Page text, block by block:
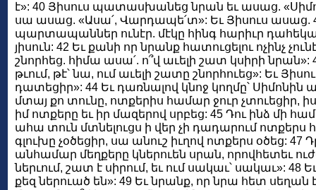
է»: 40 Յիսուս պատասխանեց նրան եւ ասաց.
սա ասաց. «Ասա՛, Վարդապե՛տ»: Եւ Յիսուս ասաց.
պարտապաններ ունէր. մէկը հինգ հարիւր
յիսուն: 42 Եւ քանի որ նրանք հատուցելու ոչինչ
շնորհեց. հիմա ասա՛. ո՞վ աւելի շատ կսիրի
թւում, թէ՝ նա, ում աւելի շատը շնորհուեց»: Եւ
դատեցիր»: 44 Եւ դառնալով կնոջ կողմը՝ Սիմոնին
մտայ քո տունը, ոտքերիս համար ջուր չտուեցիր,
իմ ոտքերը եւ իր մազերով սրբեց: 45 Դու ինձ մի
ահա տուն մտնելուցս ի վեր չի դադարում ոտքերս
գլուխը չօծեցիր, սա անուշ իւղով ոտքերս օծեց:
անհամար մեղքերը կներուեն սրան, որովհետեւ
ներւում, շատ է սիրում, եւ ում սակաւ՝ սակաւ»: 48
քեզ ներուած են»: 49 Եւ նրանք, որ նրա հետ սեղան